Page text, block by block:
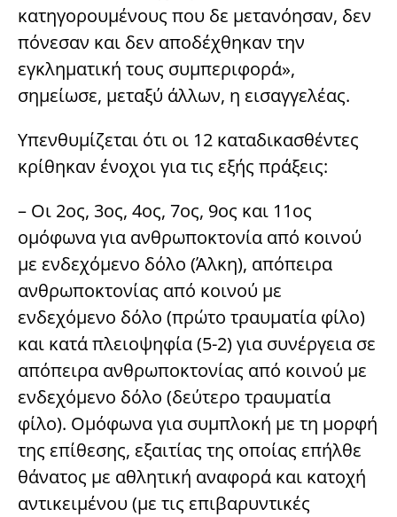
κατηγορουμένους που δε μετανόησαν, δεν
πόνεσαν και δεν αποδέχθηκαν την
εγκληματική τους συμπεριφορά»,
σημείωσε, μεταξύ άλλων, η εισαγγελέας.
Υπενθυμίζεται ότι οι 12 καταδικασθέντες
κρίθηκαν ένοχοι για τις εξής πράξεις:
– Οι 2ος, 3ος, 4ος, 7ος, 9ος και 11ος
ομόφωνα για ανθρωποκτονία από κοινού
με ενδεχόμενο δόλο (Άλκη), απόπειρα
ανθρωποκτονίας από κοινού με
ενδεχόμενο δόλο (πρώτο τραυματία φίλο)
και κατά πλειοψηφία (5-2) για συνέργεια σε
απόπειρα ανθρωποκτονίας από κοινού με
ενδεχόμενο δόλο (δεύτερο τραυματία
φίλο). Ομόφωνα για συμπλοκή με τη μορφή
της επίθεσης, εξαιτίας της οποίας επήλθε
θάνατος με αθλητική αναφορά και κατοχή
αντικειμένου (με τις επιβαρυντικές